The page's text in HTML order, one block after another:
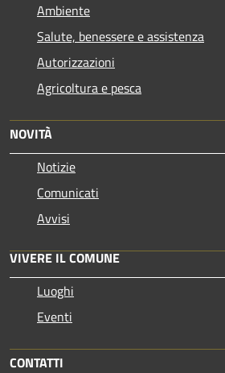
Ambiente
Salute, benessere e assistenza
Autorizzazioni
Agricoltura e pesca
NOVITÀ
Notizie
Comunicati
Avvisi
VIVERE IL COMUNE
Luoghi
Eventi
CONTATTI